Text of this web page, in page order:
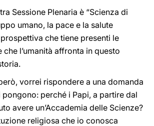
Sessione Plenaria è “Scienza di
umano, la pace e la salute
che tiene presenti le
l’umanità affronta in questo
vorrei rispondere a una domanda
perché i Papi, a partire dal
avere un’Accademia delle Scienze?
religiosa che io conosca